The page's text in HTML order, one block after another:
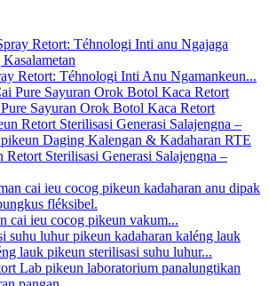
Retort: ​​Téhnologi Inti Anu Ngamankeun...
Sayuran Orok Botol Kaca Retort
Retort Sterilisasi Generasi Salajengna –
cai ieu cocog pikeun vakum...
lauk pikeun sterilisasi suhu luhur...